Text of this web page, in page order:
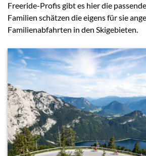
Freeride-Profis gibt es hier die
Familien schätzen die eigens für sie
Familienabfahrten in den Skigebieten.